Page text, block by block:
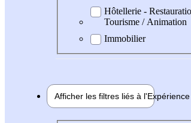
Hôtellerie -
Tourisme / Animation
Immobilier
Afficher les filtres liés à l'Expérience